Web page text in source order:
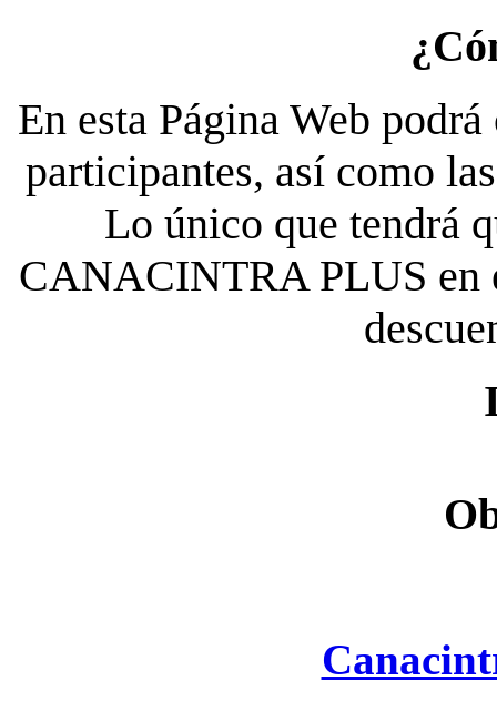
En esta Página Web
participantes, así como
Lo único que tendrá
CANACINTRA PLUS en